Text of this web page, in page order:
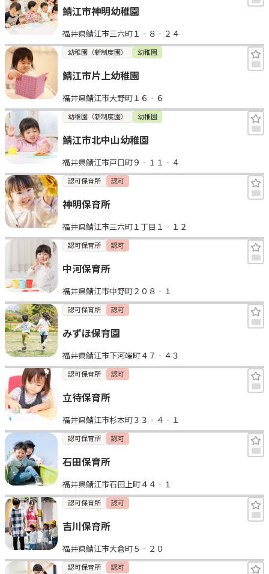
鯖江市神明幼稚園
福井県鯖江市三六町１‐８‐２４
幼稚園（新制度園） 幼稚園
鯖江市片上幼稚園
福井県鯖江市大野町１６‐６
幼稚園（新制度園） 幼稚園
鯖江市北中山幼稚園
福井県鯖江市戸口町９‐１１‐４
認可保育所 認可
神明保育所
福井県鯖江市三六町１丁目１‐１２
認可保育所 認可
中河保育所
福井県鯖江市中野町２０８‐１
認可保育所 認可
みずほ保育園
福井県鯖江市下河端町４７‐４３
認可保育所 認可
立待保育所
福井県鯖江市杉本町３３‐４‐１
認可保育所 認可
石田保育所
福井県鯖江市石田上町４４‐１
認可保育所 認可
吉川保育所
福井県鯖江市大倉町５‐２０
認可保育所 認可